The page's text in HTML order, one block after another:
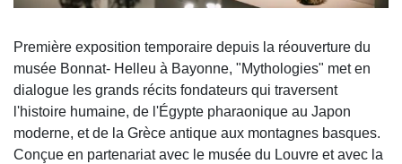
Première exposition temporaire depuis la réouverture du
musée Bonnat- Helleu à Bayonne, "Mythologies" met en
dialogue les grands récits fondateurs qui traversent
l'histoire humaine, de l'Égypte pharaonique au Japon
moderne, et de la Grèce antique aux montagnes basques.
Conçue en partenariat avec le musée du Louvre et avec la